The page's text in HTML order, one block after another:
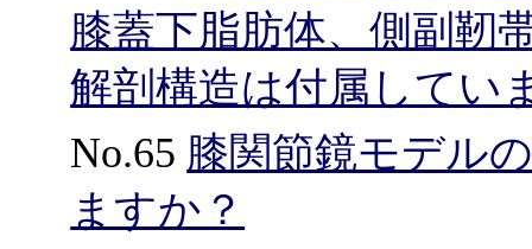
膝蓋下脂肪体、側副靭
解剖構造は付属してい
No.65 膝関節鏡モデル
ますか？